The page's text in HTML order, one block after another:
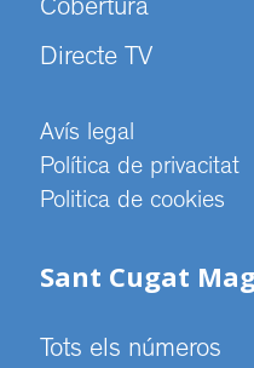
Cobertura
Directe TV
Avís legal
Política de privacitat
Politica de cookies
Sant Cugat
Tots els números